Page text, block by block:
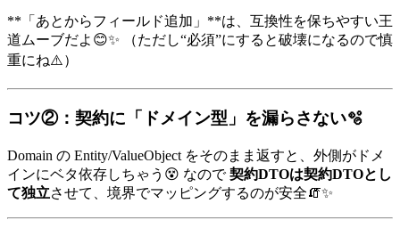
**「あとからフィールド追加」**は、互換性を保ちやすい王
道ムーブだよ😊✨ （ただし“必須”にすると破壊になるので慎
重にね⚠️）
コツ②：契約に「ドメイン型」を漏らさない🫧
Domain の Entity/ValueObject をそのまま返すと、外側がドメ
インにベタ依存しちゃう😵 なので契約DTOは契約DTOとし
て独立させて、境界でマッピングするのが安全🧯✨